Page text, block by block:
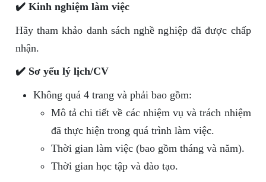
✔️ Kinh nghiệm làm việc
Hãy tham khảo danh sách nghề nghiệp đã được chấp
nhận.
✔️ Sơ yếu lý lịch/CV
Không quá 4 trang và phải bao gồm:
Mô tả chi tiết về các nhiệm vụ và trách nhiệm
đã thực hiện trong quá trình làm việc.
Thời gian làm việc (bao gồm tháng và năm).
Thời gian học tập và đào tạo.